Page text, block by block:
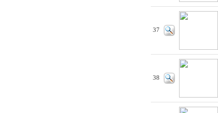
37
38